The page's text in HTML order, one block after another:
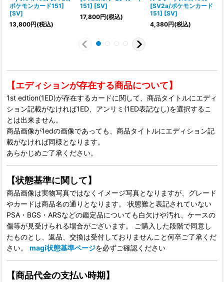
ポケモンカード151]
[SV]
13,800円(税込)
151] [SV]
17,800円(税込)
[SV2a/ポケモンカード
151] [SV]
4,380円(税込)
【エディションが存在する商品について】
1st edtion(1ED)が存在するカードに関して、商品タイトルにエディ
ション記載がなければ1ED、アンリミ(1ED表記なし)を選択するこ
とは出来ません。
商品画像が1edの画像であっても、商品タイトルにエディション記
載がなければ同様となります。
あらかじめご了承ください。
【状態基準に関して】
商品画像は実物写真ではなくイメージ写真となりますが、グレード
やカードは商品名の通りとなります。 状態難と表記されていない
PSA・BGS・ARSなどの鑑定品についても白欠けや汚れ、ケースの
傷等が見受けられる場合がございます。 ご購入した段階で同意し
たものとし、返品、交換は受付しておりませんこと何卒ご了承くだ
さい。 magi状態基準ページを必ずご確認ください
【商品代金の支払い時期】